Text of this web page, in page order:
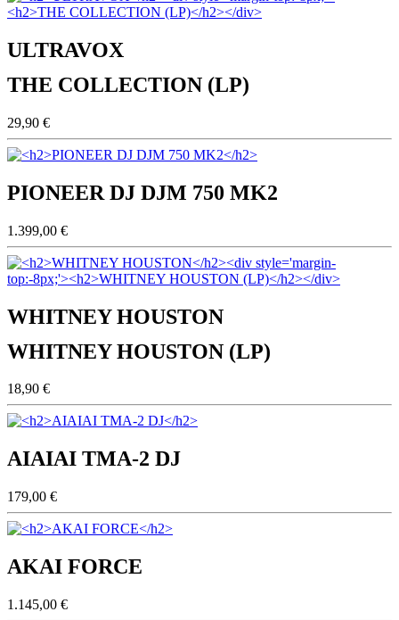
ULTRAVOX
THE COLLECTION (LP)
29,90 €
PIONEER DJ DJM 750 MK2
1.399,00 €
WHITNEY HOUSTON
WHITNEY HOUSTON (LP)
18,90 €
AIAIAI TMA-2 DJ
179,00 €
AKAI FORCE
1.145,00 €